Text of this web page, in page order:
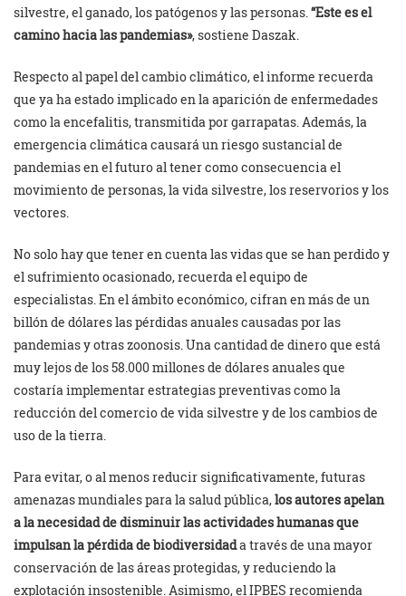
silvestre, el ganado, los patógenos y las personas.“Este es el
camino hacia las pandemias», sostiene Daszak.
Respecto al papel del cambio climático, el informe recuerda
que ya ha estado implicado en la aparición de enfermedades
como la encefalitis, transmitida por garrapatas. Además, la
emergencia climática causará un riesgo sustancial de
pandemias en el futuro al tener como consecuencia el
movimiento de personas, la vida silvestre, los reservorios y los
vectores.
No solo hay que tener en cuenta las vidas que se han perdido y
el sufrimiento ocasionado, recuerda el equipo de
especialistas. En el ámbito económico, cifran en más de un
billón de dólares las pérdidas anuales causadas por las
pandemias y otras zoonosis. Una cantidad de dinero que está
muy lejos de los 58.000 millones de dólares anuales que
costaría implementar estrategias preventivas como la
reducción del comercio de vida silvestre y de los cambios de
uso de la tierra.
Para evitar, o al menos reducir significativamente, futuras
amenazas mundiales para la salud pública,los autores apelan
a la necesidad de disminuir las actividades humanas que
impulsan la pérdida de biodiversidada través de una mayor
conservación de las áreas protegidas, y reduciendo la
explotación insostenible. Asimismo, el IPBES recomienda